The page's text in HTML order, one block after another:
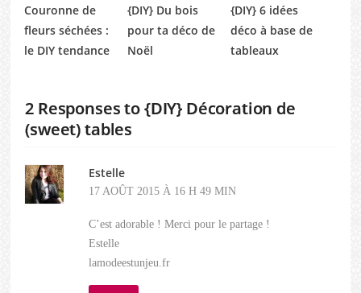
Couronne de
fleurs séchées :
le DIY tendance
{DIY} Du bois
pour ta déco de
Noël
{DIY} 6 idées
déco à base de
tableaux
2 Responses to {DIY} Décoration de
(sweet) tables
Estelle
17 AOÛT 2015 À 16 H 49 MIN
C’est adorable ! Merci pour le partage !
Estelle
lamodeestunjeu.fr